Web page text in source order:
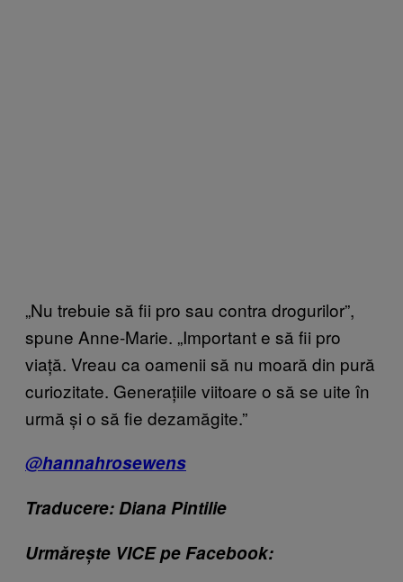
„Nu trebuie să fii pro sau contra drogurilor”,
spune Anne-Marie. „Important e să fii pro
viață. Vreau ca oamenii să nu moară din pură
curiozitate. Generațiile viitoare o să se uite în
urmă și o să fie dezamăgite.”
@hannahrosewens
Traducere: Diana Pintilie
Urmărește VICE pe Facebook: